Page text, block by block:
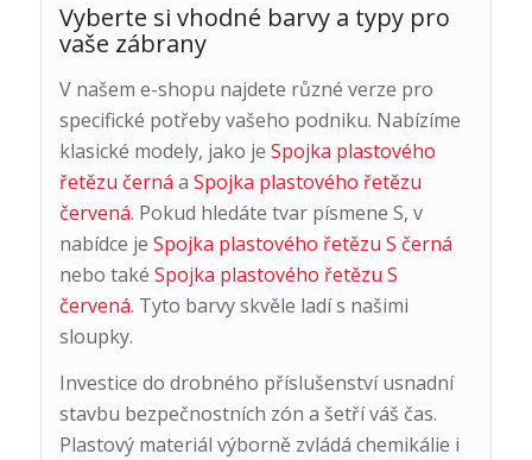
Vyberte si vhodné barvy a typy pro
vaše zábrany
V našem e-shopu najdete různé verze pro
specifické potřeby vašeho podniku. Nabízíme
klasické modely, jako je Spojka plastového
řetězu černá a Spojka plastového řetězu
červená. Pokud hledáte tvar písmene S, v
nabídce je Spojka plastového řetězu S černá
nebo také Spojka plastového řetězu S
červená. Tyto barvy skvěle ladí s našimi
sloupky.
Investice do drobného příslušenství usnadní
stavbu bezpečnostních zón a šetří váš čas.
Plastový materiál výborně zvládá chemikálie i